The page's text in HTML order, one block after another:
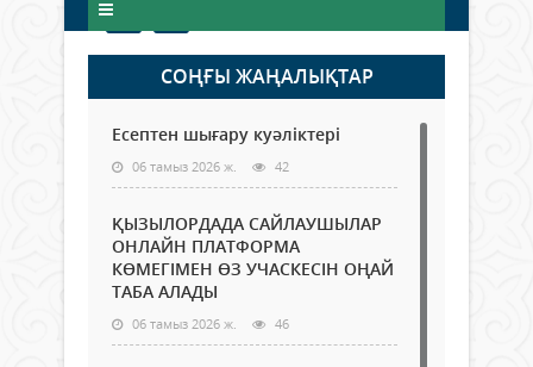
СОҢҒЫ ЖАҢАЛЫҚТАР
Есептен шығару куәліктері
06 тамыз 2026 ж. 42
ҚЫЗЫЛОРДАДА САЙЛАУШЫЛАР
ОНЛАЙН ПЛАТФОРМА
КӨМЕГІМЕН ӨЗ УЧАСКЕСІН ОҢАЙ
ТАБА АЛАДЫ
06 тамыз 2026 ж. 46